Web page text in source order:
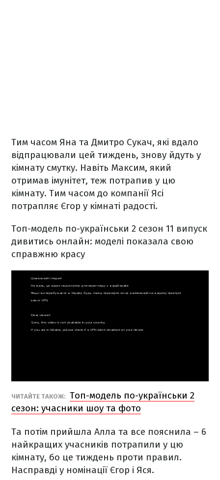
Тим часом Яна та Дмитро Сукач, які вдало
відпрацювали цей тиждень, знову йдуть у
кімнату смутку. Навіть Максим, який
отримав імунітет, теж потрапив у цю
кімнату. Тим часом до компанії Ясі
потрапляє Єгор у кімнаті радості.
Топ-модель по-українськи 2 сезон 11 випуск
дивитись онлайн: моделі показала свою
справжню красу
ЧИТАЙТЕ ТАКОЖ: Топ-модель по-українськи 2
сезон: учасники шоу та фото
Та потім прийшла Алла та все пояснила – 6
найкращих учасників потрапили у цю
кімнату, бо це тиждень проти правил.
Насправді у номінації Єгор і Яся.